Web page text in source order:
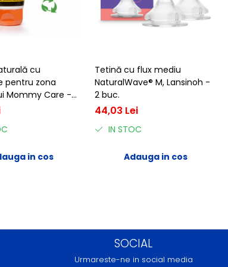
cu
pentru zona
Mommy Care -
in cos
Tetină cu flux mediu
NaturalWave® M, Lansinoh -
2 buc.
44,03 Lei
IN STOC
Adauga in cos
SOCIAL
Urmareste-ne in social media